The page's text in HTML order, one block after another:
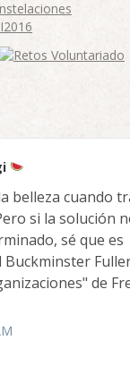
belleza cuando
si la solución
sé que es
Buckminster
de